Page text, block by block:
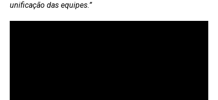
unificação das equipes.”